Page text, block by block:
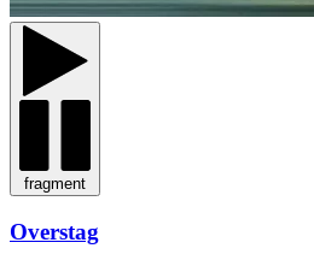
fragment
Overstag